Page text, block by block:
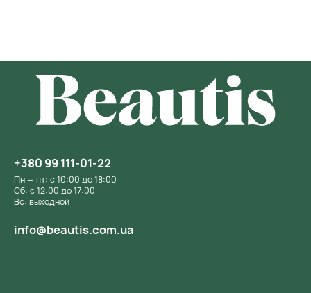
+380 99 111-01-22
Пн — пт: с 10:00 до 18:00
Сб: с 12:00 до 17:00
Вс: выходной
info@beautis.com.ua